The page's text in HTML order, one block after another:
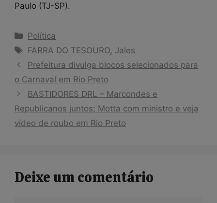
Paulo (TJ-SP).
Categorias
Política
Tags
FARRA DO TESOURO, Jales
Prefeitura divulga blocos selecionados para
o Carnaval em Rio Preto
BASTIDORES DRL – Marcondes e
Republicanos juntos; Motta com ministro e veja
vídeo de roubo em Rio Preto
Deixe um comentário